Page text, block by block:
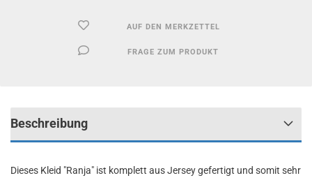
AUF DEN MERKZETTEL
FRAGE ZUM PRODUKT
Beschreibung
Dieses Kleid "Ranja" ist komplett aus Jersey gefertigt und somit sehr